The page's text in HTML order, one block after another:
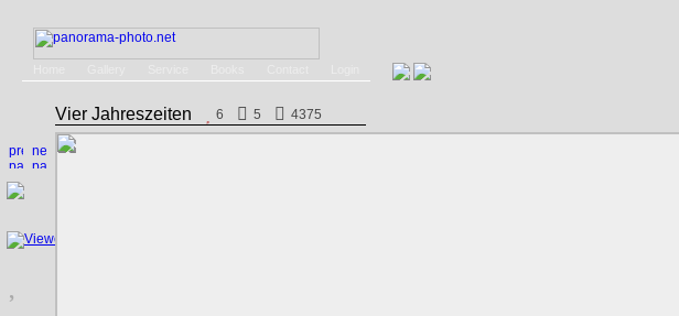
Vier Jahreszeiten 6 5 4375